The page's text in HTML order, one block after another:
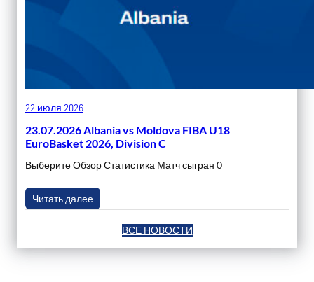
22 июля 2026
23.07.2026 Albania vs Moldova FIBA U18
EuroBasket 2026, Division C
Выберите Обзор Статистика Матч сыгран 0
Читать далее
ВСЕ НОВОСТИ